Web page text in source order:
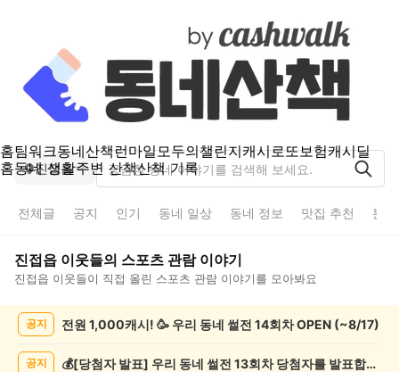
홈팀워크동네산책런마일모두의챌린지캐시로또보험캐시딜
홈동네 생활주변 산책산책 기록
진접읍
전체글 공지 인기 동네 일상 동네 정보 맛집 추천 분
진접읍 이웃들의 스포츠 관람이야기
진접읍 이웃들이 직접 올린 스포츠 관람 이야기를 모아봐요
공지 전원 1,000캐시! 🥳 우리 동네 썰전 14회차 OPEN (~8/17)
공지 💰[당첨자 발표] 우리 동네 썰전 13회차 당첨자를 발표합니다!